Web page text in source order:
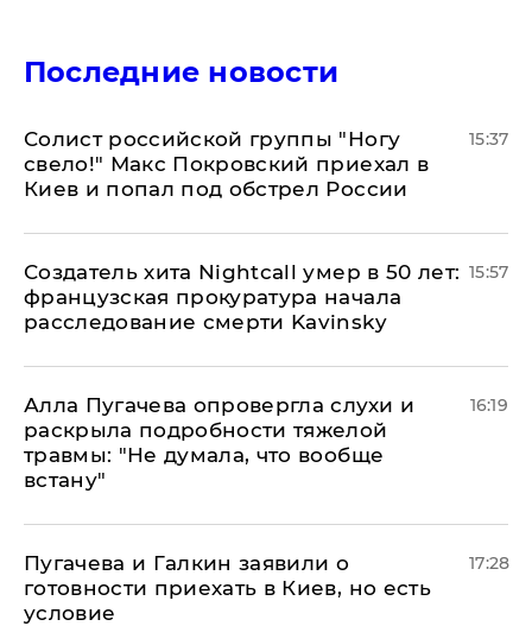
Последние новости
Солист российской группы "Ногу
свело!" Макс Покровский приехал в
Киев и попал под обстрел России
15:37
Создатель хита Nightcall умер в 50 лет:
французская прокуратура начала
расследование смерти Kavinsky
15:57
Алла Пугачева опровергла слухи и
раскрыла подробности тяжелой
травмы: "Не думала, что вообще
встану"
16:19
Пугачева и Галкин заявили о
готовности приехать в Киев, но есть
условие
17:28